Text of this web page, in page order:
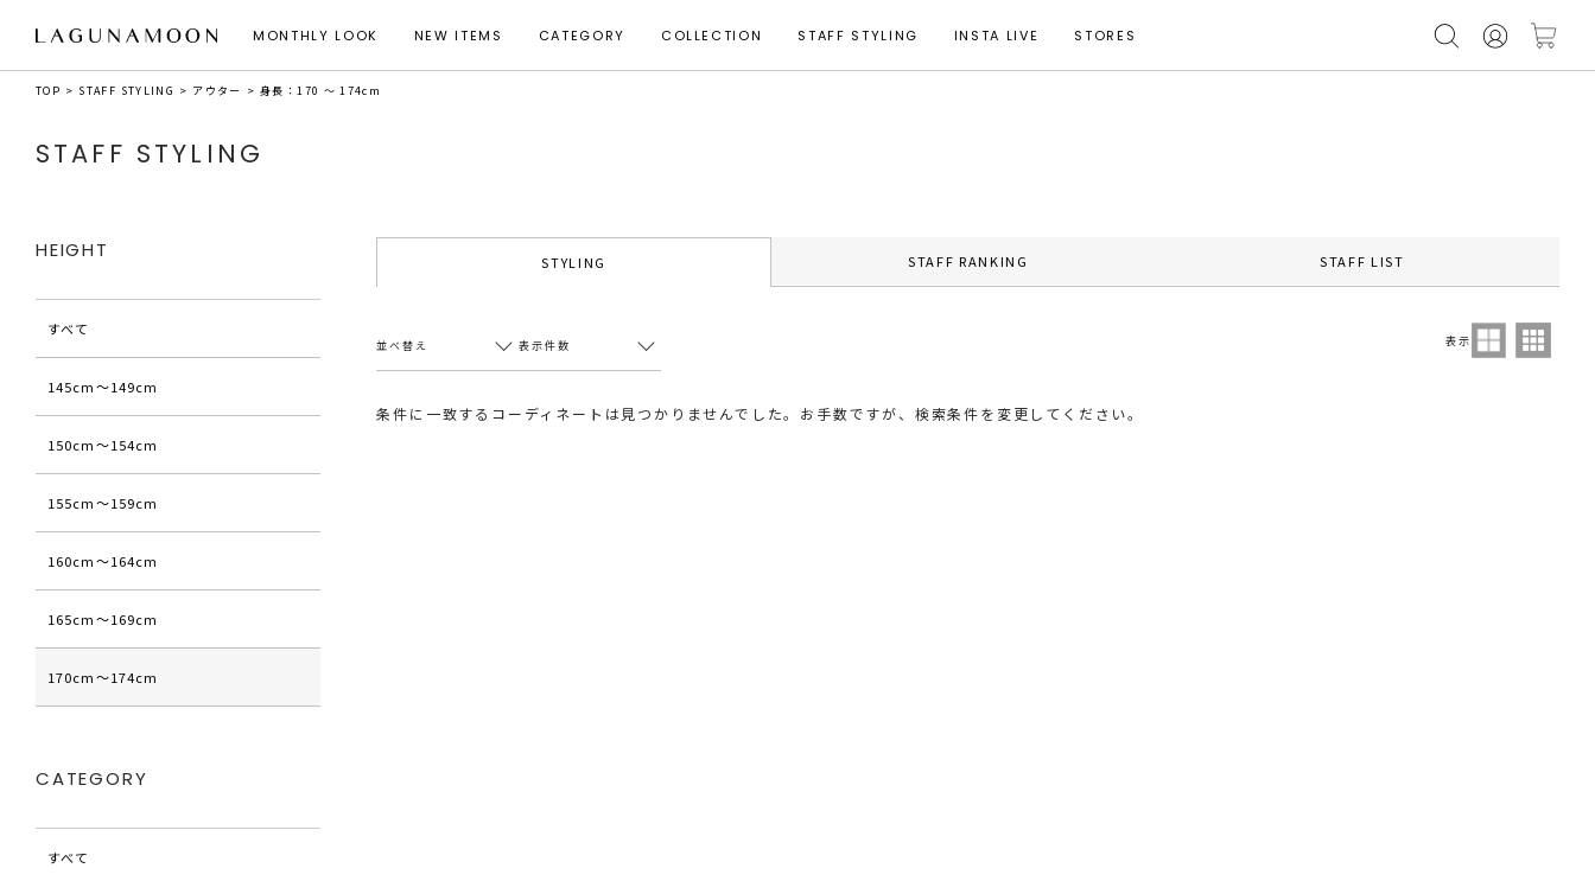
MONTHLY LOOK NEW ITEMS CATEGORY COLLECTION STAFF STYLING INSTA LIVE STORES
TOP STAFF STYLING アウター 身長：170 ～ 174cm
STAFF STYLING
STYLING STAFF RANKING STAFF LIST
並べ替え 表示件数 表示
条件に一致するコーディネートは見つかりませんでした。お手数ですが、検索条件を変更してください。
HEIGHT
すべて
145cm〜149cm
150cm〜154cm
155cm〜159cm
160cm〜164cm
165cm〜169cm
170cm〜174cm
CATEGORY
すべて